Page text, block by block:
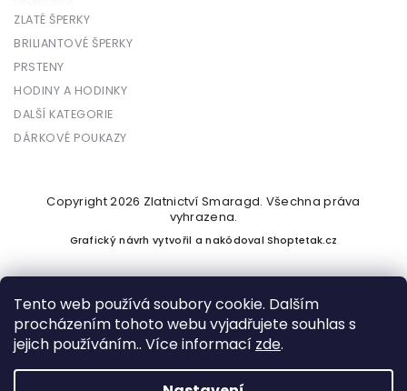
Tento web používá soubory cookie. Dalším
procházením tohoto webu vyjadřujete souhlas s
jejich používáním.. Více informací zde.
ZLATÉ ŠPERKY
BRILIANTOVÉ ŠPERKY
PRSTENY
HODINY A HODINKY
DALŠÍ KATEGORIE
DÁRKOVÉ POUKAZY
Vytvořil Shoptet
Copyright 2026 Zlatnictví Smaragd. Všechna práva
vyhrazena.
Grafický návrh vytvořil a nakódovalShoptetak.cz